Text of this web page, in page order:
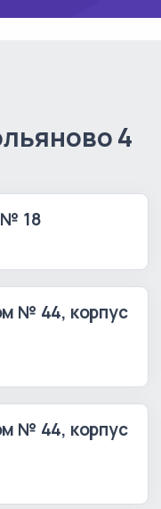
4
№ 18
№ 44, корпус
№ 44, корпус